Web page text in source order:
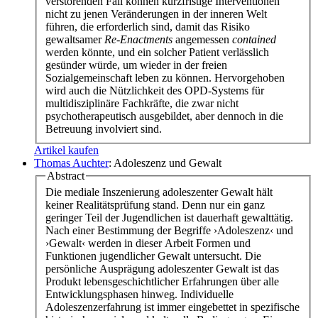
nicht zu jenen Veränderungen in der inneren Welt
führen, die erforderlich sind, damit das Risiko
gewaltsamer Re-Enactments angemessen contained
werden könnte, und ein solcher Patient verlässlich
gesünder würde, um wieder in der freien
Sozialgemeinschaft leben zu können. Hervorgehoben
wird auch die Nützlichkeit des OPD-Systems für
multidisziplinäre Fachkräfte, die zwar nicht
psychotherapeutisch ausgebildet, aber dennoch in die
Betreuung involviert sind.
Artikel kaufen
Thomas Auchter: Adoleszenz und Gewalt
Abstract
Die mediale Inszenierung adoleszenter Gewalt hält
keiner Realitätsprüfung stand. Denn nur ein ganz
geringer Teil der Jugendlichen ist dauerhaft gewalttätig.
Nach einer Bestimmung der Begriffe ›Adoleszenz‹ und
›Gewalt‹ werden in dieser Arbeit Formen und
Funktionen jugendlicher Gewalt untersucht. Die
persönliche Ausprägung adoleszenter Gewalt ist das
Produkt lebensgeschichtlicher Erfahrungen über alle
Entwicklungsphasen hinweg. Individuelle
Adoleszenzerfahrung ist immer eingebettet in spezifische